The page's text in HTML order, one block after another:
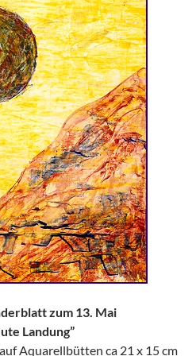
zum 13. Mai
Landung”
Aquarellbütten ca 21 x 15 cm